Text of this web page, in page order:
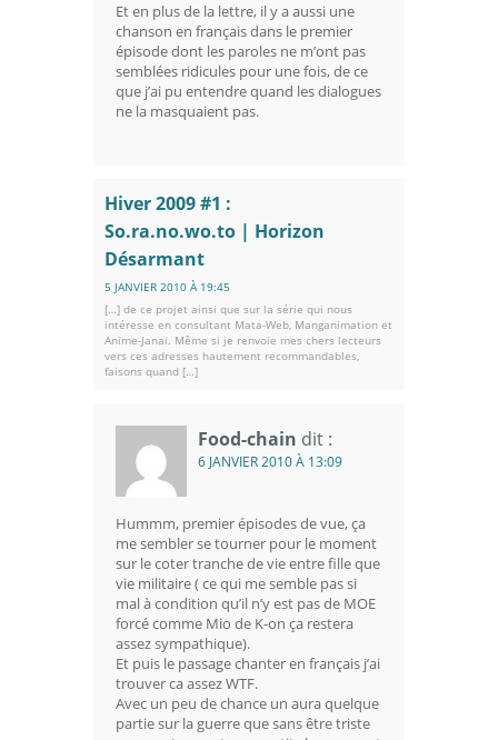
Et en plus de la lettre, il y a aussi une
chanson en français dans le premier
épisode dont les paroles ne m’ont pas
semblées ridicules pour une fois, de ce
que j’ai pu entendre quand les dialogues
ne la masquaient pas.
Hiver 2009 #1 :
So.ra.no.wo.to | Horizon
Désarmant
5 JANVIER 2010 À 19:45
[…] de ce projet ainsi que sur la série qui nous
intéresse en consultant Mata-Web, Manganimation et
Anime-Janai. Même si je renvoie mes chers lecteurs
vers ces adresses hautement recommandables,
faisons quand […]
Food-chain dit :
6 JANVIER 2010 À 13:09
Hummm, premier épisodes de vue, ça
me sembler se tourner pour le moment
sur le coter tranche de vie entre fille que
vie militaire ( ce qui me semble pas si
mal à condition qu’il n’y est pas de MOE
forcé comme Mio de K-on ça restera
assez sympathique).
Et puis le passage chanter en français j’ai
trouver ca assez WTF.
Avec un peu de chance un aura quelque
partie sur la guerre que sans être triste